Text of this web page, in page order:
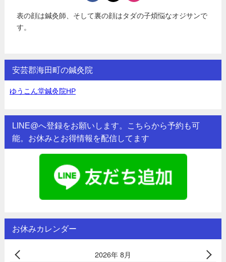
表の顔は鍼灸師、そして裏の顔はタダの子煩悩なオジサンで
す。
安芸郡海田町の鍼灸院
ゆうこん堂鍼灸院HP
LINE@へ登録をお願いします。こちらから予約も可
能。お休みとお得情報を配信してます
お休みカレンダー
2026年 8月